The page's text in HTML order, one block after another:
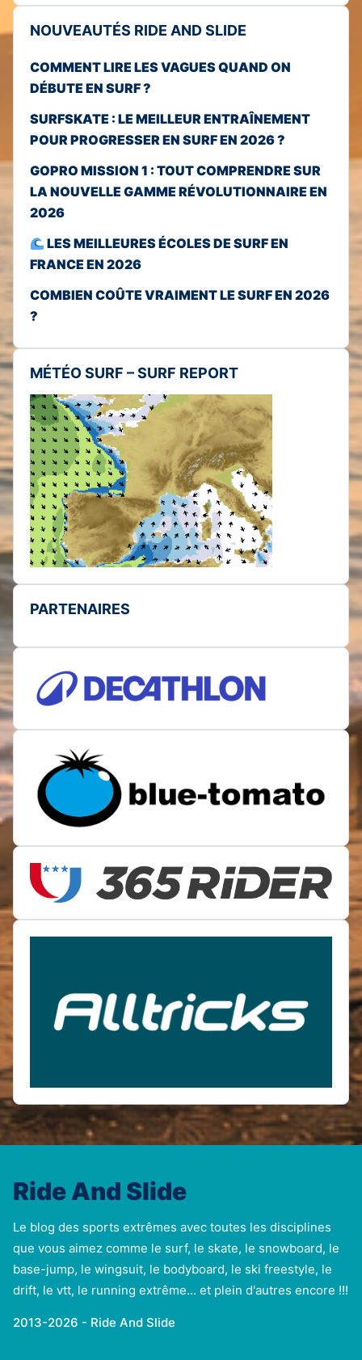
NOUVEAUTÉS RIDE AND SLIDE
COMMENT LIRE LES VAGUES QUAND ON
DÉBUTE EN SURF ?
SURFSKATE : LE MEILLEUR ENTRAÎNEMENT
POUR PROGRESSER EN SURF EN 2026 ?
GOPRO MISSION 1 : TOUT COMPRENDRE SUR
LA NOUVELLE GAMME RÉVOLUTIONNAIRE EN
2026
LES MEILLEURES ÉCOLES DE SURF EN
FRANCE EN 2026
COMBIEN COÛTE VRAIMENT LE SURF EN 2026
?
MÉTÉO SURF – SURF REPORT
PARTENAIRES
Ride And Slide
Le blog des sports extrêmes avec toutes les disciplines
que vous aimez comme le surf, le skate, le snowboard, le
base-jump, le wingsuit, le bodyboard, le ski freestyle, le
drift, le vtt, le running extrême... et plein d'autres encore !!!
2013-2026 - Ride And Slide